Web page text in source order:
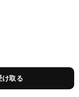
け取る